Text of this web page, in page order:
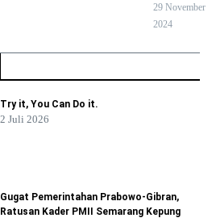
29 November
2024
Try it, You Can Do it.
2 Juli 2026
Gugat Pemerintahan Prabowo-Gibran,
Ratusan Kader PMII Semarang Kepung